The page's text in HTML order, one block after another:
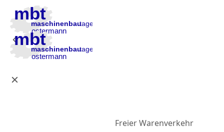
Zur Hauptnavigation
Zum Inhalt
Zur Fußzeile
Freier Warenverkehr